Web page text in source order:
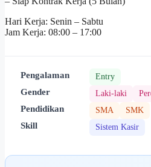
Hari Kerja: Senin – Sabtu
Jam Kerja: 08:00 – 17:00
Pengalaman Entry
Gender Laki-laki
Pendidikan SMA SMK
Skill Sistem Kasir